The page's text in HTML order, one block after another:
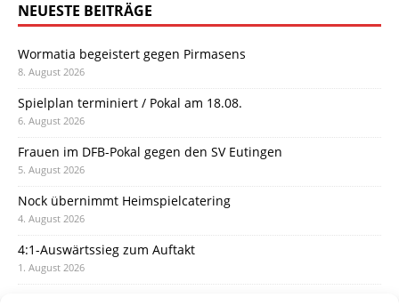
NEUESTE BEITRÄGE
Wormatia begeistert gegen Pirmasens
8. August 2026
Spielplan terminiert / Pokal am 18.08.
6. August 2026
Frauen im DFB-Pokal gegen den SV Eutingen
5. August 2026
Nock übernimmt Heimspielcatering
4. August 2026
4:1-Auswärtssieg zum Auftakt
1. August 2026